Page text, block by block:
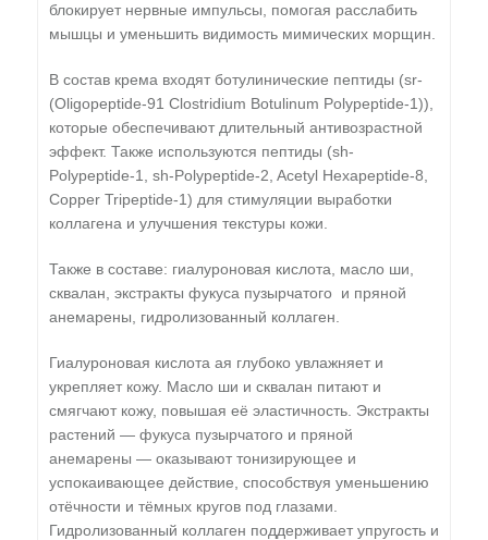
блокирует нервные импульсы, помогая расслабить
мышцы и уменьшить видимость мимических морщин.
В состав крема входят ботулинические пептиды (sr-
(Oligopeptide-91 Clostridium Botulinum Polypeptide-1)),
которые обеспечивают длительный антивозрастной
эффект. Также используются пептиды (sh-
Polypeptide-1, sh-Polypeptide-2, Acetyl Hexapeptide-8,
Copper Tripeptide-1) для стимуляции выработки
коллагена и улучшения текстуры кожи.
Также в составе: гиалуроновая кислота, масло ши,
сквалан, экстракты фукуса пузырчатого и пряной
анемарены, гидролизованный коллаген.
Гиалуроновая кислота ая глубоко увлажняет и
укрепляет кожу. Масло ши и сквалан питают и
смягчают кожу, повышая её эластичность. Экстракты
растений — фукуса пузырчатого и пряной
анемарены — оказывают тонизирующее и
успокаивающее действие, способствуя уменьшению
отёчности и тёмных кругов под глазами.
Гидролизованный коллаген поддерживает упругость и